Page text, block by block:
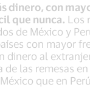
dinero, con
que nunca. Los
de México y
con mayor
dinero al
de las remesas
que en